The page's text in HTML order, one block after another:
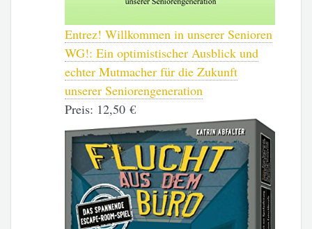
Entrez! Willkommen in unserer Senioren
WG!: Ein optimistischer Ausblick und
echter Mutmacher für die Zukunft
unserer Seniorengeneration
Preis: 12,50 €